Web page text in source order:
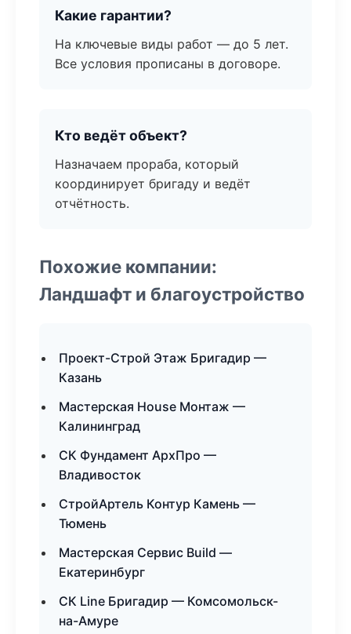
Какие гарантии?
На ключевые виды работ — до 5 лет.
Все условия прописаны в договоре.
Кто ведёт объект?
Назначаем прораба, который
координирует бригаду и ведёт
отчётность.
Похожие компании:
Ландшафт и благоустройство
Проект-Строй Этаж Бригадир —
Казань
Мастерская House Монтаж —
Калининград
СК Фундамент АрхПро —
Владивосток
СтройАртель Контур Камень —
Тюмень
Мастерская Сервис Build —
Екатеринбург
СК Line Бригадир — Комсомольск-
на-Амуре